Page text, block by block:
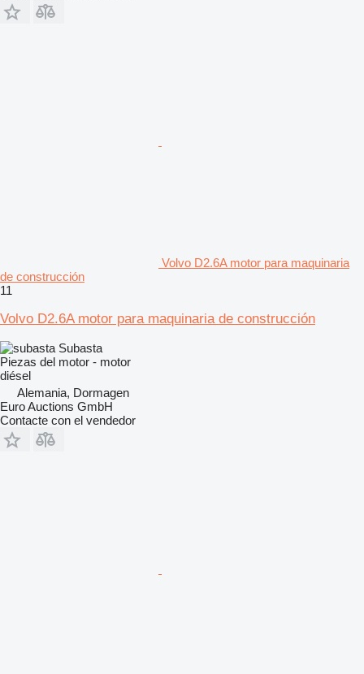
Volvo D2.6A motor para maquinaria
de construcción
11
Volvo D2.6A motor para maquinaria de construcción
Subasta
Piezas del motor - motor
diésel
Alemania, Dormagen
Euro Auctions GmbH
Contacte con el vendedor